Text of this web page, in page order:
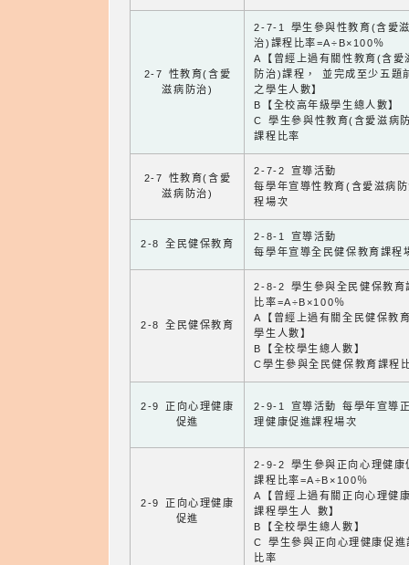
2-7 性教育(含愛
滋病防治)
2-7-1 學生參與性教育(含愛
治)課程比率=A÷B×100％
A【曾經上過有關性教育(含愛
防治)課程， 並完成至少五題
之學生人數】
B【全校高年級學生總人數】
C 學生參與性教育(含愛滋病
課程比率
2-7 性教育(含愛
滋病防治)
2-7-2 宣導活動
每學年宣導性教育(含愛滋病
程場次
2-8 全民健保教育
2-8-1 宣導活動
每學年宣導全民健保教育課程
2-8 全民健保教育
2-8-2 學生參與全民健保教育
比率=A÷B×100％
A【曾經上過有關全民健保教
學生人數】
B【全校學生總人數】
C學生參與全民健保教育課程
2-9 正向心理健康
促進
2-9-1 宣導活動 每學年宣導
理健康促進課程場次
2-9 正向心理健康
促進
2-9-2 學生參與正向心理健康
課程比率=A÷B×100％
A【曾經上過有關正向心理健
課程學生人 數】
B【全校學生總人數】
C 學生參與正向心理健康促進
比率